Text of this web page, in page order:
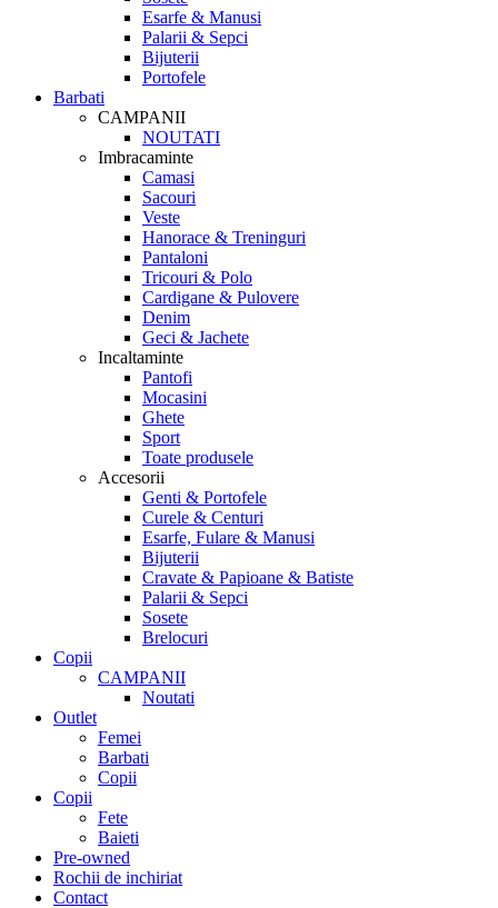
Esarfe & Manusi
Palarii & Sepci
Bijuterii
Portofele
Barbati
CAMPANII
NOUTATI
Imbracaminte
Camasi
Sacouri
Veste
Hanorace & Treninguri
Pantaloni
Tricouri & Polo
Cardigane & Pulovere
Denim
Geci & Jachete
Incaltaminte
Pantofi
Mocasini
Ghete
Sport
Toate produsele
Accesorii
Genti & Portofele
Curele & Centuri
Esarfe, Fulare & Manusi
Bijuterii
Cravate & Papioane & Batiste
Palarii & Sepci
Sosete
Brelocuri
Copii
CAMPANII
Noutati
Outlet
Femei
Barbati
Copii
Copii
Fete
Baieti
Pre-owned
Rochii de inchiriat
Contact